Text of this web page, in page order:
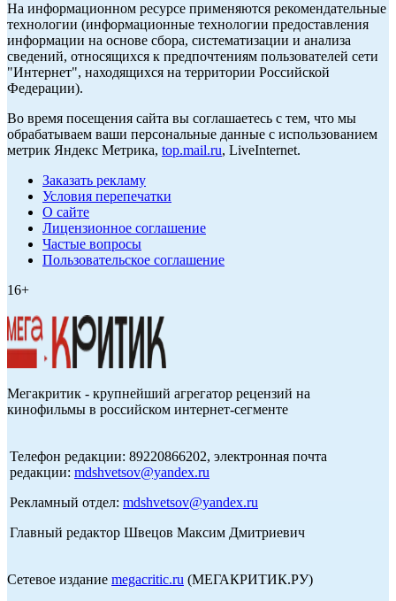
На информационном ресурсе применяются рекомендательные
технологии (информационные технологии предоставления
информации на основе сбора, систематизации и анализа
сведений, относящихся к предпочтениям пользователей сети
"Интернет", находящихся на территории Российской
Федерации).
Во время посещения сайта вы соглашаетесь с тем, что мы
обрабатываем ваши персональные данные с использованием
метрик Яндекс Метрика, top.mail.ru, LiveInternet.
Заказать рекламу
Условия перепечатки
О сайте
Лицензионное соглашение
Частые вопросы
Пользовательское соглашение
16+
Мегакритик - крупнейший агрегатор рецензий на
кинофильмы в российском интернет-сегменте
Телефон редакции: 89220866202, электронная почта
редакции: mdshvetsov@yandex.ru
Рекламный отдел: mdshvetsov@yandex.ru
Главный редактор Швецов Максим Дмитриевич
Сетевое издание megacritic.ru (МЕГАКРИТИК.РУ)